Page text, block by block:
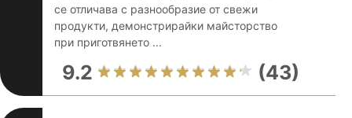
се отличава с разнообразие от свежи
продукти, демонстрирайки майсторство
при приготвянето ...
9.2 (43)